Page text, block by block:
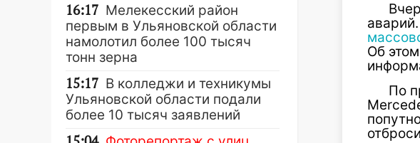
Об
По
16:17 Мелекесский район
первым в Ульяновской области
намолотил более 100 тысяч
тонн зерна
15:17 В колледжи и техникумы
Ульяновской области подали
более 10 тысяч заявлений